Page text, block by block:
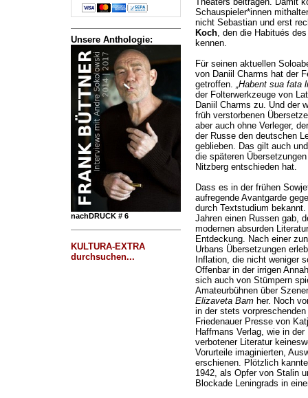
Unsere Anthologie:
nachDRUCK # 6
KULTURA-EXTRA
durchsuchen...
Schauspieler*innen
nicht Sebastian und erst
Koch, den die Habitués
kennen.
Für seinen aktuellen
von Daniil Charms hat der
getroffen. „Habent sua fata
der Folterwerkzeuge von
Daniil Charms zu. Und der
früh verstorbenen
aber auch ohne Verleger,
der Russe den deutschen
geblieben. Das gilt auch
die späteren
Nitzberg entschieden hat.
Dass es in der frühen
aufregende Avantgarde
durch Textstudium
Jahren einen Russen gab,
modernen absurden
Entdeckung. Nach einer
Urbans Übersetzungen
Inflation, die nicht weniger
Offenbar in der irrigen
sich auch von Stümpern
Amateurbühnen über
Elizaveta Bamher. Noch
in der stets
Friedenauer Presse von
Haffmans Verlag, wie in
verbotener Literatur
Vorurteile imaginierten,
erschienen. Plötzlich
1942, als Opfer von Stalin
Blockade Leningrads in